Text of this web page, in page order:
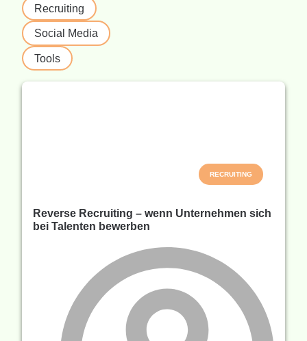
Recruiting
Social Media
Tools
RECRUITING
Reverse Recruiting – wenn Unternehmen sich
bei Talenten bewerben